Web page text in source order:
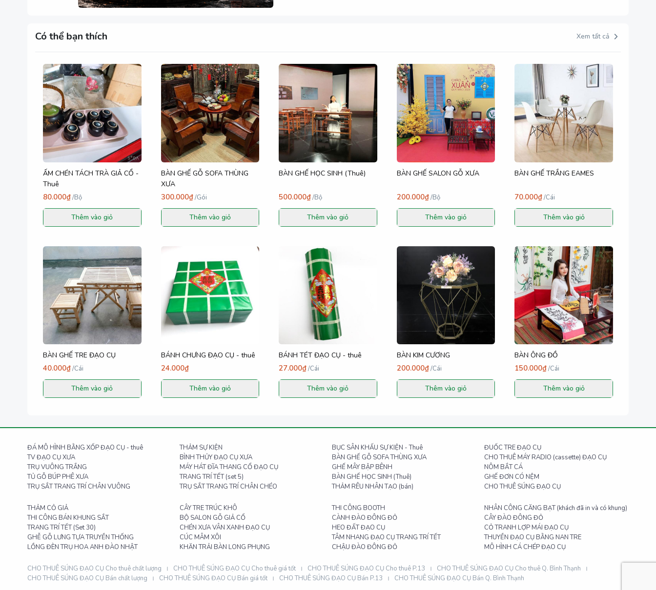
Có thể bạn thích Xem tất cả
ẤM CHÉN TÁCH TRÀ GIẢ CỔ -
Thuê
80.000₫/Bộ
Thêm vào giỏ
BÀN GHẾ GỖ SOFA THÙNG
XƯA
300.000₫/Gói
Thêm vào giỏ
BÀN GHẾ HỌC SINH (Thuê)
500.000₫/Bộ
Thêm vào giỏ
BÀN GHẾ SALON GỖ XƯA
200.000₫/Bộ
Thêm vào giỏ
BÀN GHẾ TRẮNG EAMES
70.000₫/Cái
Thêm vào giỏ
BÀN GHẾ TRE ĐẠO CỤ
40.000₫/Cái
Thêm vào giỏ
BÁNH CHƯNG ĐẠO CỤ - thuê
24.000₫
Thêm vào giỏ
BÁNH TÉT ĐẠO CỤ - thuê
27.000₫/Cái
Thêm vào giỏ
BÀN KIM CƯƠNG
200.000₫/Cái
Thêm vào giỏ
BÀN ÔNG ĐỒ
150.000₫/Cái
Thêm vào giỏ
ĐÁ MÔ HÌNH BẰNG XỐP ĐẠO CỤ - thuê THẢM SỰ KIỆN BỤC SÂN KHẤU SỰ KIỆN - Thuê
ĐUỐC TRE ĐẠO CỤ
TV ĐẠO CỤ XƯA
BÌNH THỦY ĐẠO CỤ XƯA BÀN GHẾ GỖ SOFA THÙNG XƯA
CHO THUÊ MÁY RADIO (cassette) ĐẠO CỤ
TRỤ VUÔNG TRẮNG
MÁY HÁT ĐĨA THANG CỔ ĐẠO CỤ GHẾ MÂY BẬP BÊNH
NÔM BẮT CÁ
TỦ GỖ BÚP PHÊ XƯA
TRANG TRÍ TẾT (set 5) BÀN GHẾ HỌC SINH (Thuê)
GHẾ ĐƠN CÓ NỆM
TRỤ SẮT TRANG TRÍ CHÂN VUÔNG
TRỤ SẮT TRANG TRÍ CHÂN CHÉO THẢM RÊU NHÂN TẠO (bán) CHO THUÊ SÚNG ĐẠO CỤ
THẢM CỎ GIẢ CÂY TRE TRÚC KHÔ THI CÔNG BOOTH
NHÂN CÔNG CĂNG BẠT (khách đã in và có khung)
THI CÔNG BÁN KHUNG SẮT
BỘ SALON GỖ GIẢ CỔ CÀNH ĐÀO ĐÔNG ĐỎ
CÂY ĐÀO ĐÔNG ĐỎ
TRANG TRÍ TẾT (Set 30)
CHÉN XƯA VÂN XANH ĐẠO CỤ HEO ĐẤT ĐẠO CỤ
CỎ TRANH LỢP MÁI ĐẠO CỤ
GHỄ GỖ LƯNG TỰA TRUYỀN THỐNG
CÚC MÂM XÔI TÂM NHANG ĐẠO CỤ TRANG TRÍ TẾT
THUYỀN ĐẠO CỤ BẰNG NAN TRE
LỒNG ĐÈN TRỤ HOA ANH ĐÀO NHẬT
KHĂN TRẢI BÀN LONG PHỤNG CHẬU ĐÀO ĐÔNG ĐỎ MÔ HÌNH CÁ CHÉP ĐẠO CỤ
CHO THUÊ SÚNG ĐẠO CỤ Cho thuê chất lượng CHO THUÊ SÚNG ĐẠO CỤ Cho thuê giá tốt CHO THUÊ SÚNG ĐẠO CỤ Cho thuê P.13
CHO THUÊ SÚNG ĐẠO CỤ Cho thuê Q. Bình Thạnh
CHO THUÊ SÚNG ĐẠO CỤ Bán chất lượng
CHO THUÊ SÚNG ĐẠO CỤ Bán giá tốt CHO THUÊ SÚNG ĐẠO CỤ Bán P.13 CHO THUÊ SÚNG ĐẠO CỤ Bán Q. Bình Thạnh